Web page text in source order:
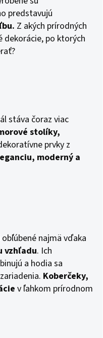
predstavujú
Z akých prírodných
dekorácie, po ktorých
stáva čoraz viac
stolíky,
prvky z
moderný a
najmä vďaka
vzhľadu. Ich
a hodia sa
Koberčeky,
v ľahkom prírodnom